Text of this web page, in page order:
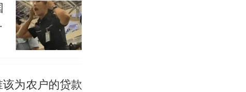
为农户的贷款